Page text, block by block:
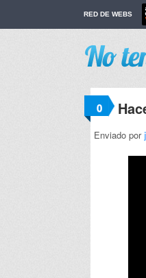
RED DE WEBS
0
Enviado por